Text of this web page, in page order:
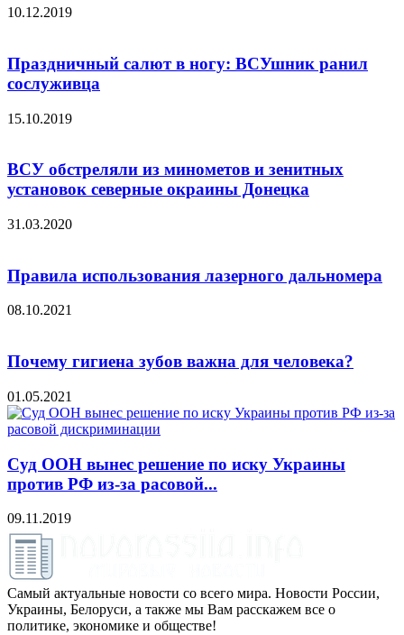
10.12.2019
Праздничный салют в ногу: ВСУшник ранил
сослуживца
15.10.2019
ВСУ обстреляли из минометов и зенитных
установок северные окраины Донецка
31.03.2020
Правила использования лазерного дальномера
08.10.2021
Почему гигиена зубов важна для человека?
01.05.2021
Суд ООН вынес решение по иску Украины
против РФ из-за расовой...
09.11.2019
Самый актуальные новости со всего мира. Новости России,
Украины, Белоруси, а также мы Вам расскажем все о
политике, экономике и обществе!